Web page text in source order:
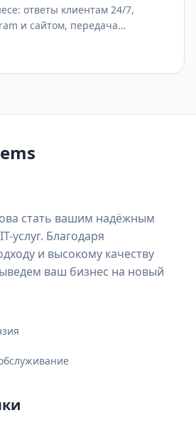
ответы клиентам 24/7,
и сайтом, передача
стать вашим надёжным
услуг. Благодаря
и высокому качеству
ваш бизнес на новый